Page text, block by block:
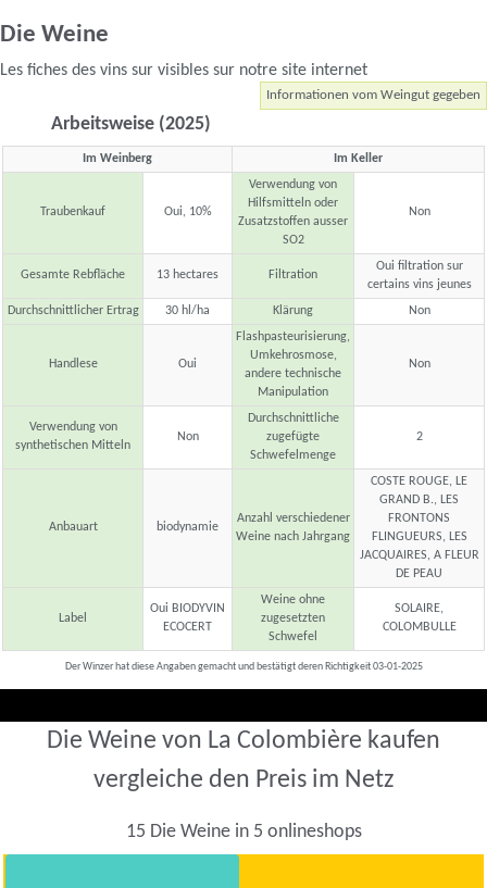
Die Weine
Les fiches des vins sur visibles sur notre site internet
Informationen vom Weingut gegeben
Arbeitsweise (2025)
Im Weinberg Im Keller
Traubenkauf Oui, 10%
Verwendung von
Hilfsmitteln oder
Zusatzstoffen ausser
SO2
Non
Gesamte Rebfläche 13 hectares Filtration
Oui filtration sur
certains vins jeunes
Durchschnittlicher Ertrag
30 hl/ha Klärung Non
Handlese Oui
Flashpasteurisierung,
Umkehrosmose,
andere technische
Manipulation
Non
Verwendung von
synthetischen Mitteln
Non
Durchschnittliche
zugefügte
Schwefelmenge
2
Anbauart biodynamie
Anzahl verschiedener
Weine nach Jahrgang
COSTE ROUGE, LE
GRAND B., LES
FRONTONS
FLINGUEURS, LES
JACQUAIRES, A FLEUR
DE PEAU
Label
Oui BIODYVIN
ECOCERT
Weine ohne
zugesetzten
Schwefel
SOLAIRE,
COLOMBULLE
Der Winzer hat diese Angaben gemacht und bestätigt deren Richtigkeit 03-01-2025
Die Weine von La Colombière kaufen
vergleiche den Preis im Netz
15 Die Weine in 5 onlineshops